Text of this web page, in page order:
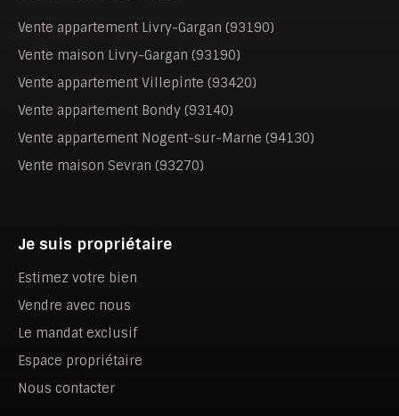
Vente appartement Livry-Gargan (93190)
Vente maison Livry-Gargan (93190)
Vente appartement Villepinte (93420)
Vente appartement Bondy (93140)
Vente appartement Nogent-sur-Marne (94130)
Vente maison Sevran (93270)
Je suis propriétaire
Estimez votre bien
Vendre avec nous
Le mandat exclusif
Espace propriétaire
Nous contacter